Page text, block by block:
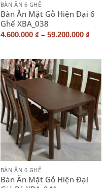
BÀN ĂN 6 GHẾ
Bàn Ăn Mặt Gỗ Hiện Đại 6
Ghế XBA_038
4.600.000 ₫ – 59.200.000 ₫
BÀN ĂN 6 GHẾ
Bàn Ăn Mặt Gỗ Hiện Đại